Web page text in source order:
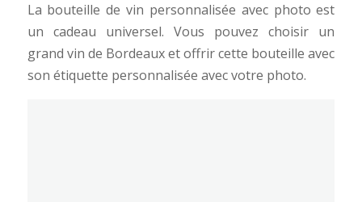
La bouteille de vin personnalisée avec photo est
un cadeau universel. Vous pouvez choisir un
grand vin de Bordeaux et offrir cette bouteille avec
son étiquette personnalisée avec votre photo.